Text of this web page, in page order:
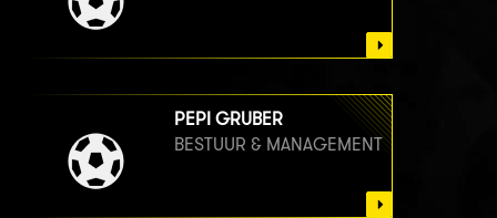
PEPI GRUBER
BESTUUR & MANAGEMENT